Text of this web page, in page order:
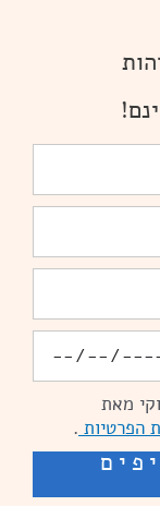
מאת
הפרטיות .